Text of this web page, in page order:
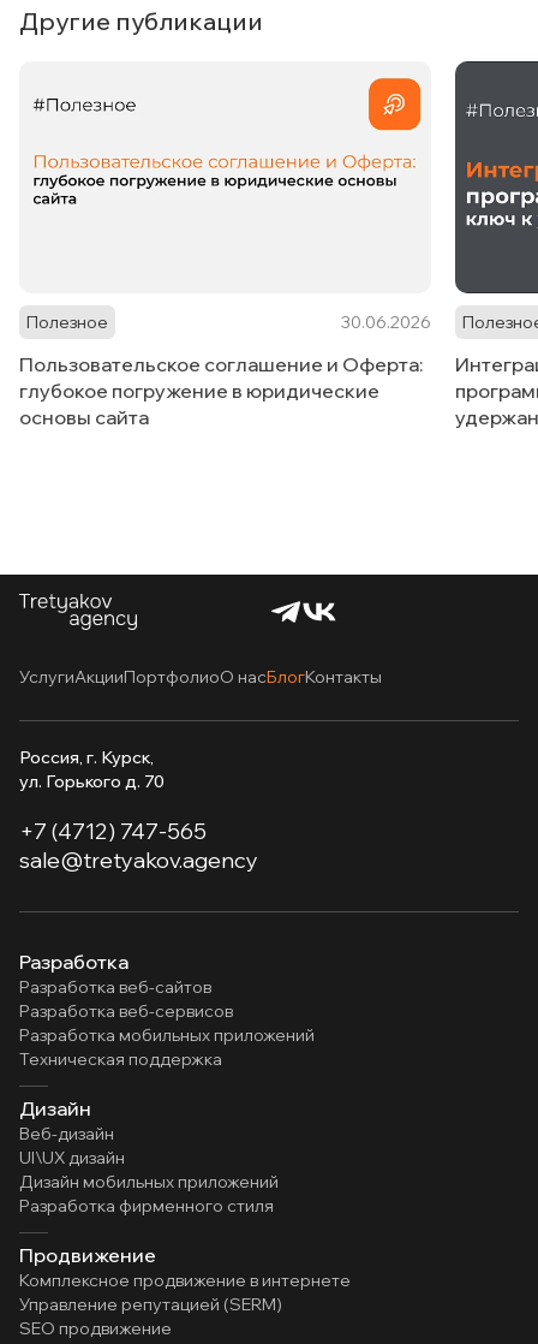
Другие публикации
Полезное 30.06.2026
Пользовательское соглашение и Оферта:
глубокое погружение в юридические
основы сайта
УслугиАкцииПортфолиоО насБлогКонтакты
Россия, г. Курск,
ул. Горького д. 70
+7 (4712) 747-565
sale@tretyakov.agency
Разработка
Разработка веб-сайтов
Разработка веб-сервисов
Разработка мобильных приложений
Техническая поддержка
Дизайн
Веб-дизайн
UI\UX дизайн
Дизайн мобильных приложений
Разработка фирменного стиля
Продвижение
Комплексное продвижение в интернете
Управление репутацией (SERM)
SEO продвижение